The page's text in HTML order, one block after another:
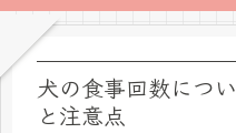
犬の食事回数につ
と注意点